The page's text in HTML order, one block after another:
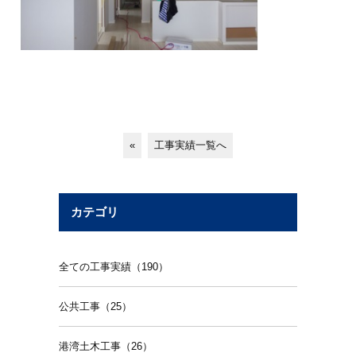
« 工事実績一覧へ
カテゴリ
全ての工事実績（190）
公共工事（25）
港湾土木工事（26）